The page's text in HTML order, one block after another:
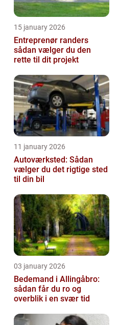
15 january 2026
Entreprenør randers
sådan vælger du den
rette til dit projekt
11 january 2026
Autoværksted: Sådan
vælger du det rigtige sted
til din bil
03 january 2026
Bedemand i Allingåbro:
sådan får du ro og
overblik i en svær tid